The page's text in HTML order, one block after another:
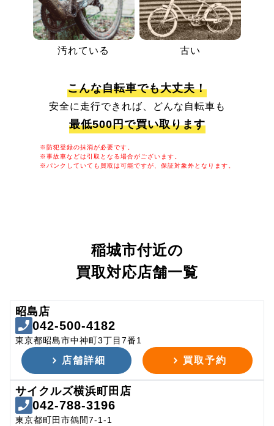
汚れている 古い
こんな自転車でも大丈夫！
安全に走行できれば、どんな自転車も
最低500円で買い取ります
※防犯登録の抹消が必要です。
※事故車などは引取となる場合がございます。
※パンクしていても買取は可能ですが、保証対象外となります。
稲城市付近の
買取対応店舗一覧
昭島店
042-500-4182
東京都昭島市中神町3丁目7番1
店舗詳細 買取予約
サイクルズ横浜町田店
042-788-3196
東京都町田市鶴間7-1-1